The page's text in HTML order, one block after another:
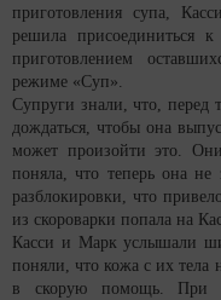
приготовления супа,
решила присоединиться
приготовлением
режиме «Суп».
Супруги знали, что, перед
дождаться, чтобы она
может произойти это.
поняла, что теперь она
разблокировки, что
из скороварки попала на
Касси и Марк услышали
поняли, что кожа с их тела
в скорую помощь. При